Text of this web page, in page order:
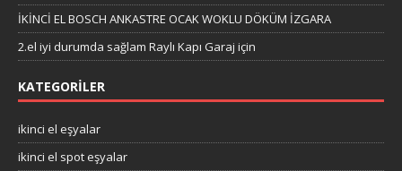
İKİNCİ EL BOSCH ANKASTRE OCAK WOKLU DÖKÜM İZGARA
2.el iyi durumda sağlam Raylı Kapı Garaj için
KATEGORILER
ikinci el eşyalar
ikinci el spot eşyalar